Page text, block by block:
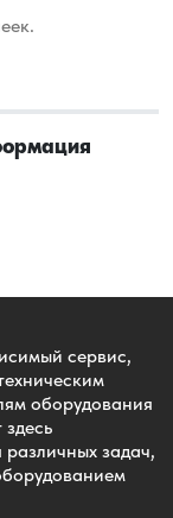
сервис,
оборудования
здесь
задач,